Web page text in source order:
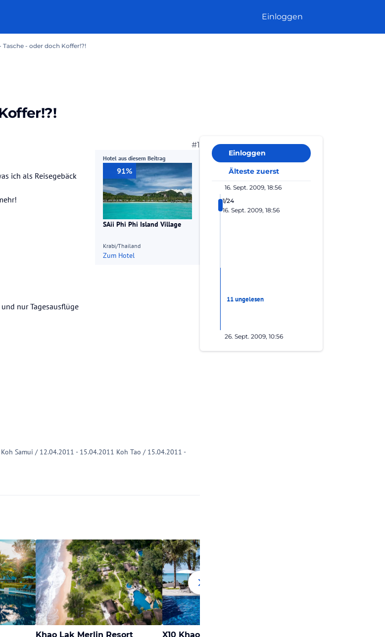
Einloggen
Tasche - oder doch Koffer!?!
#1
ich als Reisegebäck
nur Tagesausflüge
Hotel aus diesem Beitrag
91%
SAii Phi Phi Island Village
Krabi/Thailand
Zum Hotel
Samui / 12.04.2011 - 15.04.2011 Koh Tao / 15.04.2011 -
Einloggen
Älteste zuerst
16. Sept. 2009, 18:56
1/24
16. Sept. 2009, 18:56
11 ungelesen
26. Sept. 2009, 10:56